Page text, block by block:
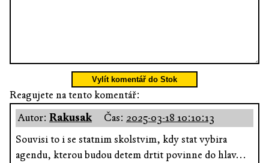
Vylít komentář do Stok
Reagujete na tento komentář:
Autor: Rakusak Čas: 2025-03-18 10:10:13
Souvisi to i se statnim skolstvim, kdy stat vybira
agendu, kterou budou detem drtit povinne do hlav...